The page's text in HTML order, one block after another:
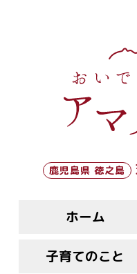
鹿児島県 徳之島
ホーム
子育てのこと